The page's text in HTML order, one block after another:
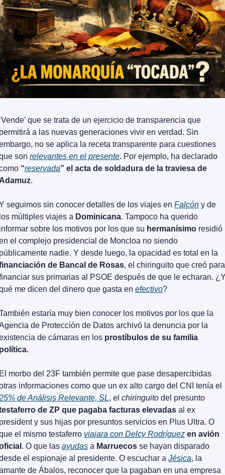
que se trata de un ejercicio de transparencia que
a las nuevas generaciones vivir en verdad. Sin
no se aplica la receta transparente para cuestiones
son relevantes en el presente. Por ejemplo, ha declarado
“reservada” el acta de soldadura de la traviesa de
.
seguimos sin conocer detalles de los viajes en Falcón y de
múltiples viajes a Dominicana. Tampoco ha querido
sobre los motivos por los que su hermanísimo residió
el complejo presidencial de Moncloa no siendo
de Bancal de Rosas, el chiringuito que creó para
sus primarias al PSOE después de que le echaran.
me dicen del dinero que gasta en efectivo?
estaría muy bien conocer los motivos por los que la
de Protección de Datos archivó la denuncia por la
de cámaras en los prostíbulos de su familia
morbo del 23F también permite que pase desapercibidas
de Análisis Relevante, SL, el chiringuito
de ZP que pagaba facturas elevadas al ex
y sus hijas por presuntos servicios en Plus Ultra. O
el mismo testaferro viajara con Delcy Rodríguez en avión
. O que las ayudas a Marruecos se hayan disparado
el espionaje al presidente. O escuchar a Jésica, la
de Ábalos, reconocer que la pagaban en una empresa